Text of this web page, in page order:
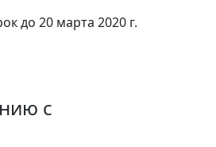
до 20 марта 2020 г.
с